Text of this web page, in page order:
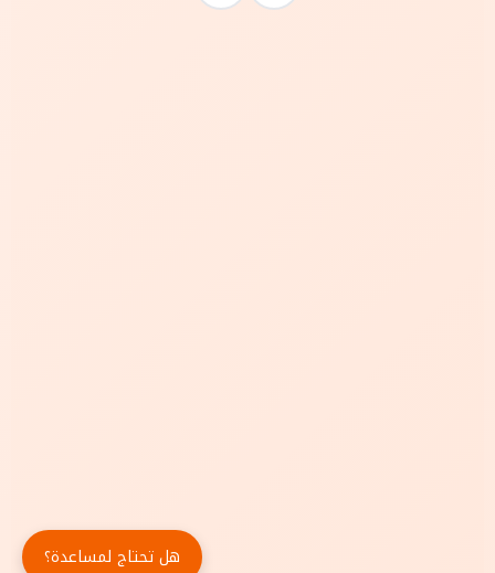
هل تحتاج لمساعدة؟